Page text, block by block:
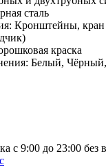
сталь
Кронштейны, кран
краска
Белый,
с 9:00 до 23:00 без